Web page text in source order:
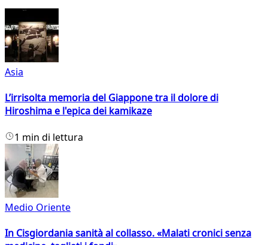
Asia
L’irrisolta memoria del Giappone tra il dolore di
Hiroshima e l'epica dei kamikaze
1 min di lettura
Medio Oriente
In Cisgiordania sanità al collasso. «Malati cronici senza